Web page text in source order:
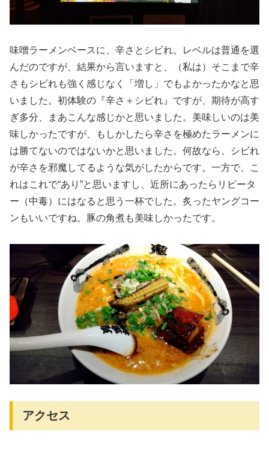
味噌ラーメンベースに、辛さとシビれ。レベルは普通を選
んだのですが、結果から言いますと、（私は）そこまで辛
さもシビれも強く感じなく「増し」でもよかったかなと思
いました。初体験の『辛さ＋シビれ』ですが、期待が高す
ぎ多分、まあこんな感じかと思いました。美味しいのは美
味しかったですが、もしかしたら辛さを極めたラーメンに
は勝てないのではないかと思いました。何故なら、シビれ
が辛さを邪魔してるような気がしたからです。一方で、こ
れはこれで“あり”と思いますし、近所にあったらリピータ
ー（中毒）にはなると思う一杯でした。炙ったヤングコー
ンもいいですね。豚の角煮も美味しかったです。
アクセス